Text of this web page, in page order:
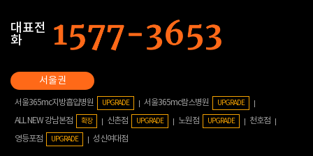
대표전
화
서울365mc지방흡입병원 UPGRADE 서울365mc람스병원 UPGRADE
ALL NEW 강남본점 확장 신촌점 UPGRADE 노원점 UPGRADE
천호점
영등포점
UPGRADE 성신여대점